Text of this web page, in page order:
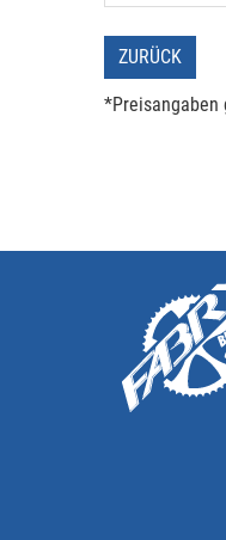
ZURÜCK
*Preisangaben